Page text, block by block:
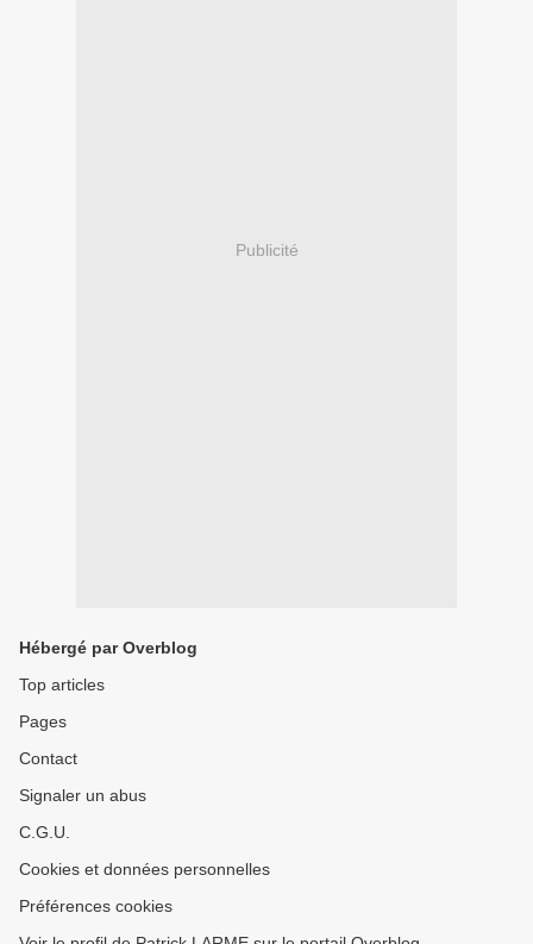
Publicité
Hébergé par Overblog
Top articles
Pages
Contact
Signaler un abus
C.G.U.
Cookies et données personnelles
Préférences cookies